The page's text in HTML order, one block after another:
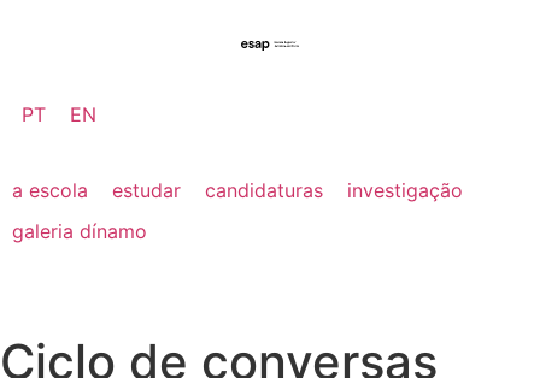
PT EN
a escola estudar candidaturas
investigação
galeria dínamo
Ciclo de conversas